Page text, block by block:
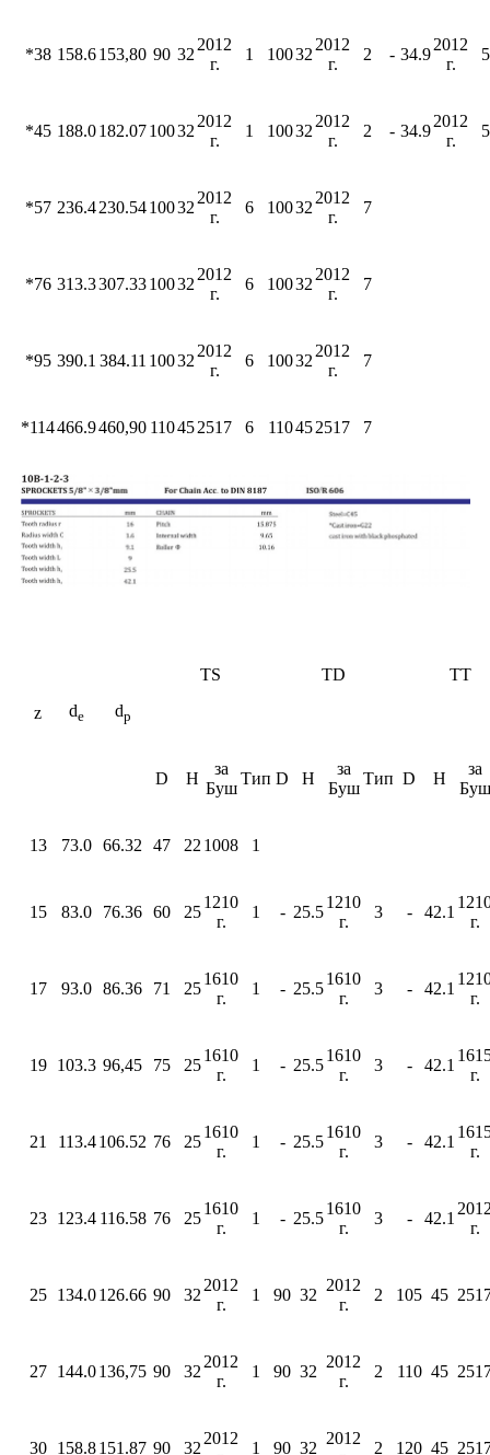
*38 158.6153,80 90 32
2012
г.
1 10032
2012
г.
2 - 34.9
2012
г.
5
*45 188.0182.0710032
2012
г.
1 10032
2012
г.
2 - 34.9
2012
г.
5
*57 236.4230.5410032
2012
г.
6 10032
2012
г.
7
*76 313.3307.3310032
2012
г.
6 10032
2012
г.
7
*95 390.1 384.11 10032
2012
г.
6 10032
2012
г.
7
*114466.9460,90 110452517 6 110452517 7
z de dp
TS TD TT
D H
за
Буш
Тип D H
за
Буш
Тип D H
за
Буш
13 73.0 66.32 47 221008 1
15 83.0 76.36 60 25
1210
г.
1 - 25.5
1210
г.
3 - 42.1
г.
17 93.0 86.36 71 25
1610
г.
1 - 25.5
1610
г.
3 - 42.1
г.
19 103.3 96,45 75 25
1610
г.
1 - 25.5
1610
г.
3 - 42.1
г.
21 113.4 106.52 76 25
1610
г.
1 - 25.5
1610
г.
3 - 42.1
г.
23 123.4 116.58 76 25
1610
г.
1 - 25.5
1610
г.
3 - 42.1
г.
25 134.0126.66 90 32
2012
г.
1 90 32
2012
г.
2 105 45
27 144.0136,75 90 32
2012
г.
1 90 32
2012
г.
2 110 45
30 158.8151.87 90 32
2012
1 90 32
2012
2 120 45